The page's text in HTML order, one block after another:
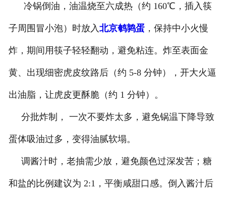
冷锅倒油，油温烧至六成热（约 160℃，插入筷
子周围冒小泡）时放入北京鹌鹑蛋，保持中小火慢
炸，期间用筷子轻轻翻动，避免粘连。炸至表面金
黄、出现细密虎皮纹路后（约 5-8 分钟），开大火逼
出油脂，让虎皮更酥脆（约 1 分钟）。
分批炸制， 一次不要炸太多，避免锅温下降导致
蛋体吸油过多，变得油腻软塌。
调酱汁时，老抽需少放，避免颜色过深发苦；糖
和盐的比例建议为 2:1，平衡咸甜口感。倒入酱汁后